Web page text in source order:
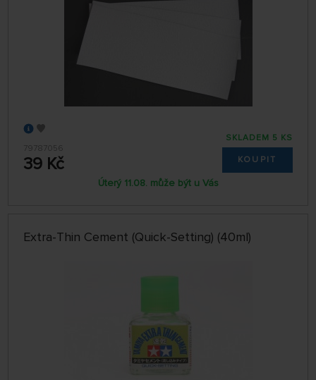
79787056
39 Kč
SKLADEM 5 KS
KOUPIT
Úterý 11.08. může být u Vás
Extra-Thin Cement (Quick-Setting) (40ml)